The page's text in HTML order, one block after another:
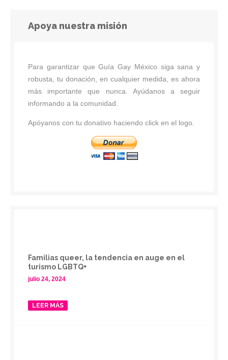
Apoya nuestra misión
Para garantizar que Guía Gay México siga sana y
robusta, tu donación, en cualquier medida, es ahora
más importante que nunca. Ayúdanos a seguir
informando a la comunidad.
Apóyanos con tu donativo haciendo click en el logo.
Familias queer, la tendencia en auge en el
turismo LGBTQ+
julio 24, 2024
LEER MÁS